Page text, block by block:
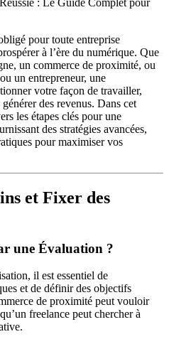
pour toute entreprise
à l’ère du numérique. Que
un commerce de proximité, ou
un entrepreneur, une
votre façon de travailler,
des revenus. Dans cet
les étapes clés pour une
des stratégies avancées,
pour maximiser vos
et Fixer des
une Évaluation ?
il est essentiel de
et de définir des objectifs
de proximité peut vouloir
freelance peut chercher à